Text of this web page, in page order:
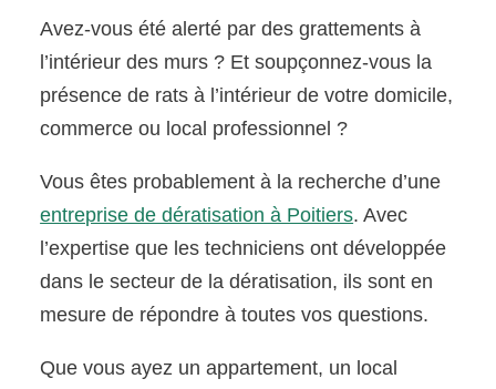
Avez-vous été alerté par des grattements à
l’intérieur des murs ? Et soupçonnez-vous la
présence de rats à l’intérieur de votre domicile,
commerce ou local professionnel ?
Vous êtes probablement à la recherche d’une
entreprise de dératisation à Poitiers. Avec
l’expertise que les techniciens ont développée
dans le secteur de la dératisation, ils sont en
mesure de répondre à toutes vos questions.
Que vous ayez un appartement, un local